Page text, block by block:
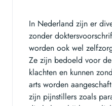
In Nederland zijn er
zonder
worden ook wel
Ze zijn bedoeld voor
klachten en kunnen
arts worden
zijn pijnstillers zoals